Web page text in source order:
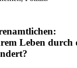
Leben durch